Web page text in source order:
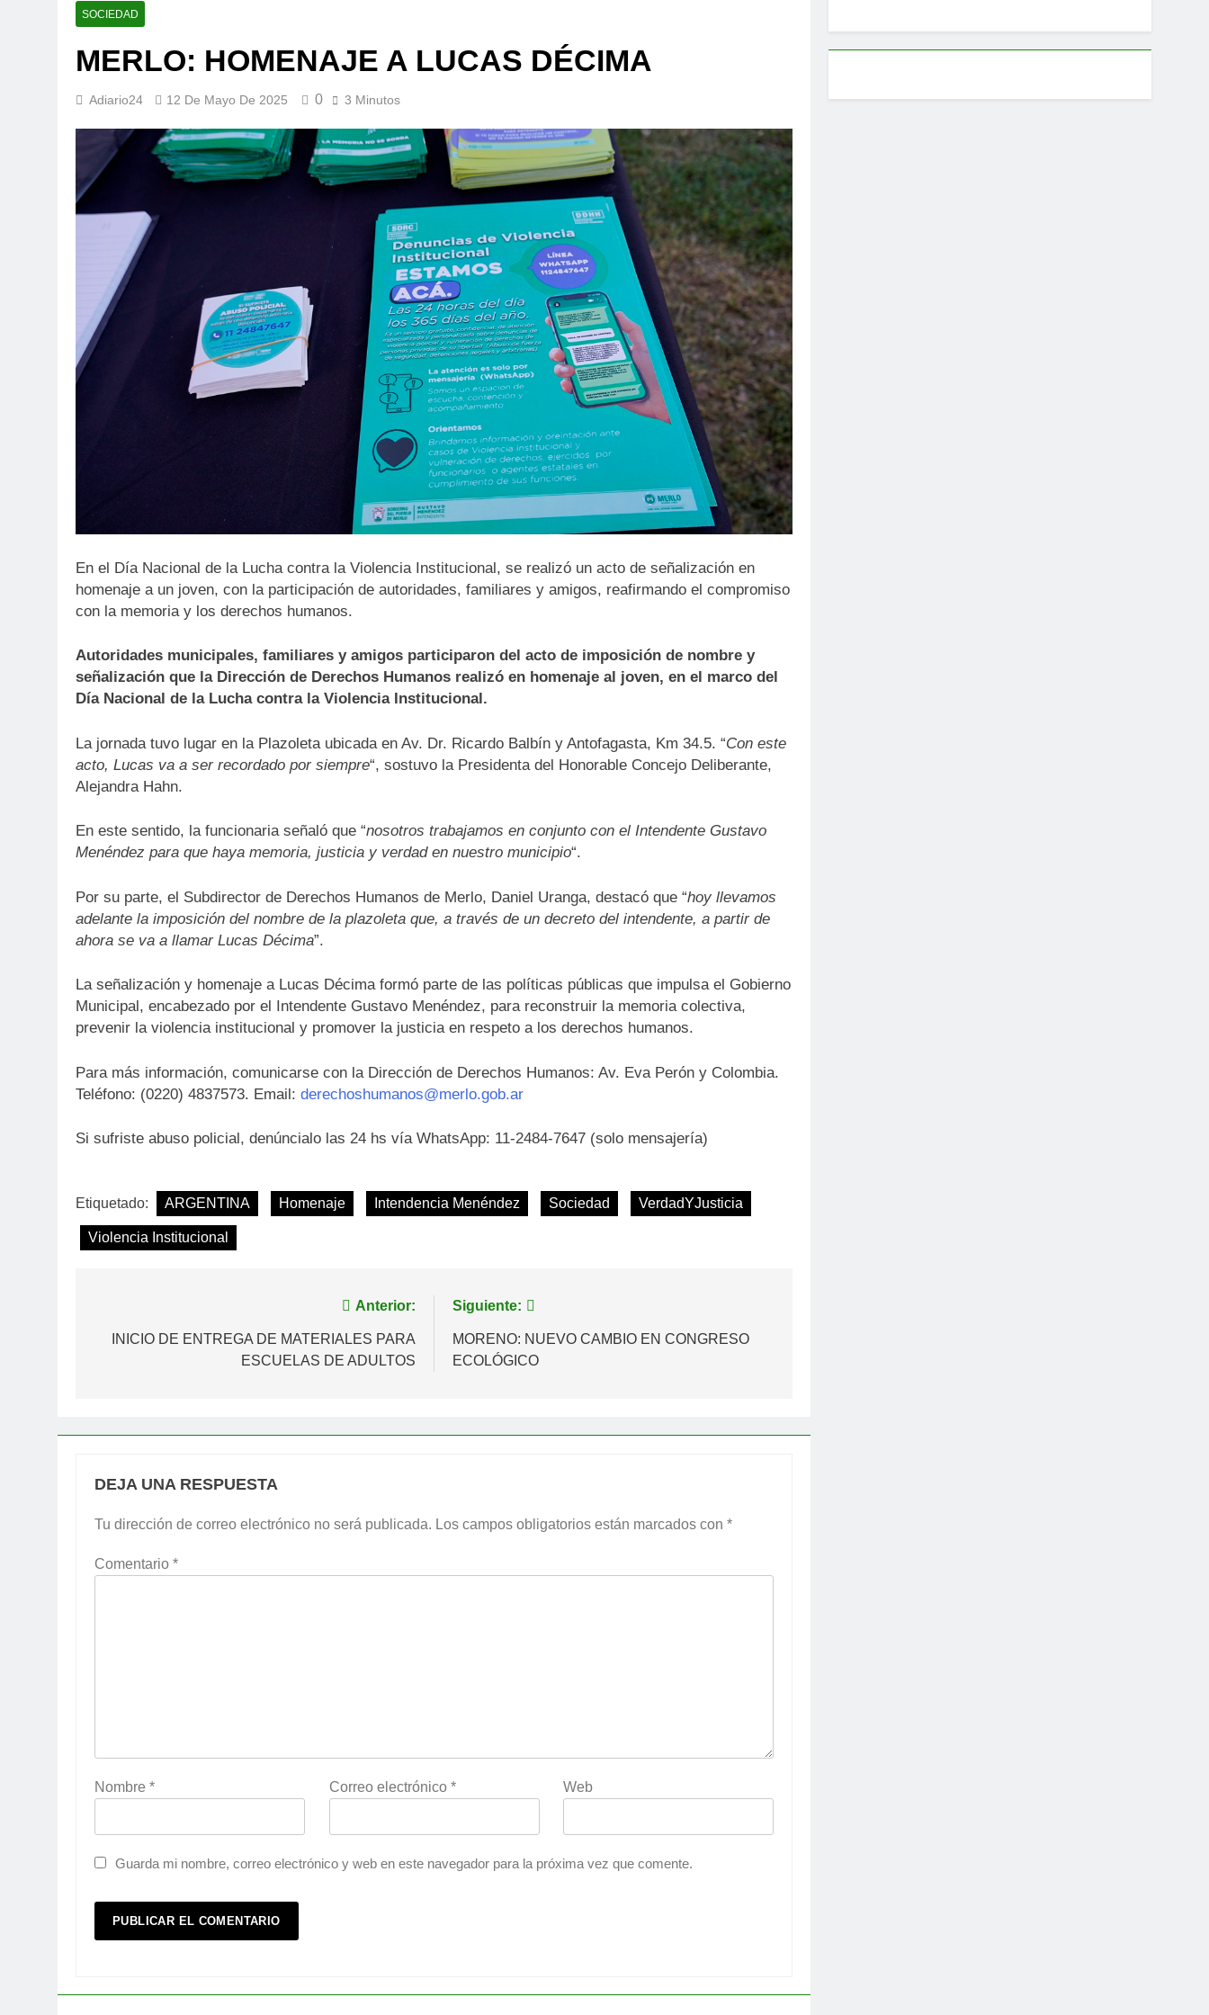
SOCIEDAD
MERLO: HOMENAJE A LUCAS DÉCIMA
Adiario24 12 De Mayo De 2025 0 3 Minutos
En el Día Nacional de la Lucha contra la Violencia Institucional, se realizó un acto de señalización en
homenaje a un joven, con la participación de autoridades, familiares y amigos, reafirmando el compromiso
con la memoria y los derechos humanos.
Autoridades municipales, familiares y amigos participaron del acto de imposición de nombre y
señalización que la Dirección de Derechos Humanos realizó en homenaje al joven, en el marco del
Día Nacional de la Lucha contra la Violencia Institucional.
La jornada tuvo lugar en la Plazoleta ubicada en Av. Dr. Ricardo Balbín y Antofagasta, Km 34.5. “Con este
acto, Lucas va a ser recordado por siempre“, sostuvo la Presidenta del Honorable Concejo Deliberante,
Alejandra Hahn.
En este sentido, la funcionaria señaló que “nosotros trabajamos en conjunto con el Intendente Gustavo
Menéndez para que haya memoria, justicia y verdad en nuestro municipio“.
Por su parte, el Subdirector de Derechos Humanos de Merlo, Daniel Uranga, destacó que “hoy llevamos
adelante la imposición del nombre de la plazoleta que, a través de un decreto del intendente, a partir de
ahora se va a llamar Lucas Décima”.
La señalización y homenaje a Lucas Décima formó parte de las políticas públicas que impulsa el Gobierno
Municipal, encabezado por el Intendente Gustavo Menéndez, para reconstruir la memoria colectiva,
prevenir la violencia institucional y promover la justicia en respeto a los derechos humanos.
Para más información, comunicarse con la Dirección de Derechos Humanos: Av. Eva Perón y Colombia.
Teléfono: (0220) 4837573. Email: derechoshumanos@merlo.gob.ar
Si sufriste abuso policial, denúncialo las 24 hs vía WhatsApp: 11-2484-7647 (solo mensajería)
Etiquetado: ARGENTINA Homenaje Intendencia Menéndez Sociedad VerdadYJusticia
Violencia Institucional
de
Anterior:
INICIO DE ENTREGA DE MATERIALES PARA
ESCUELAS DE ADULTOS
Siguiente:
MORENO: NUEVO CAMBIO EN CONGRESO
ECOLÓGICO
DEJA UNA RESPUESTA
Tu dirección de correo electrónico no será publicada. Los campos obligatorios están marcados con *
Comentario *
Nombre * Correo electrónico * Web
Guarda mi nombre, correo electrónico y web en este navegador para la próxima vez que comente.